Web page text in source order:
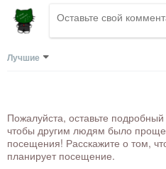
Лучшие
Пожалуйста, оставьте
чтобы другим людям было
посещения! Расскажите о том,
планирует посещение.